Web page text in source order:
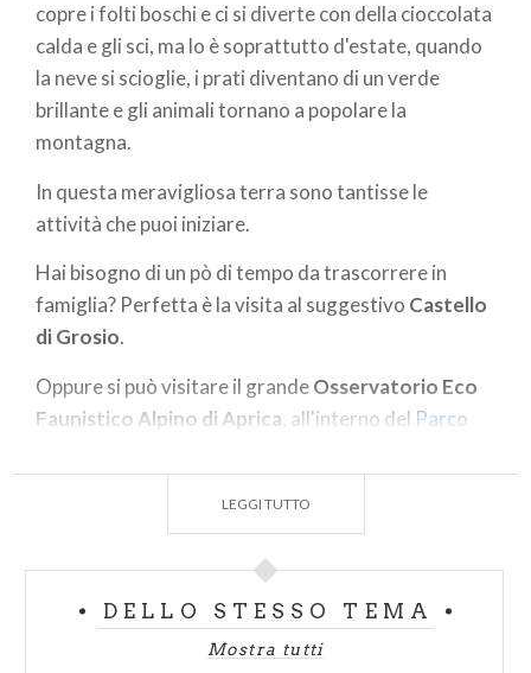
copre i folti boschi e ci si diverte con della cioccolata
calda e gli sci, ma lo è soprattutto d'estate, quando
la neve si scioglie, i prati diventano di un verde
brillante e gli animali tornano a popolare la
montagna.
In questa meravigliosa terra sono tantisse le
attività che puoi iniziare.
Hai bisogno di un pò di tempo da trascorrere in
famiglia? Perfetta è la visita al suggestivo Castello
di Grosio.
Oppure si può visitare il grandeOsservatorio Eco
Faunistico Alpino di Aprica, all'interno del Parco
compagnia di qualche stambecco, vedere da vicino
un orso bruno, osservare i camosci e avere la
trovanociò di cui hanno realmente bisogno in questa
meravigliosa valle che sembra una grande palestra a
LEGGI TUTTO
DELLO STESSO TEMA
Mostra tutti